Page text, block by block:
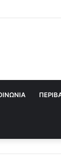
Χαλάνδρι- Ολες